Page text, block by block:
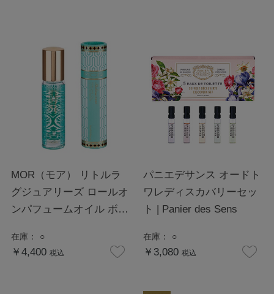
MOR（モア） リトルラ
グジュアリーズ ロールオ
ンパフュームオイル ボヘ
在庫： ○
￥4,400 税込
パニエデサンス オードト
ワレディスカバリーセッ
ト | Panier des Sens
在庫： ○
￥3,080 税込